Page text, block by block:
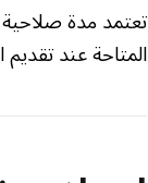
تعتمد مدة صلاحية
المتاحة عند